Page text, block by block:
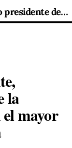
Fernando Méndez-Leite, reelegido presidente de la Academia de Cine con el mayor respaldo de su historia
la
mayor